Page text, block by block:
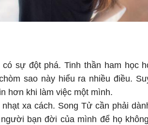
sự đột phá. Tinh thần ham học
sao này hiểu ra nhiều điều.
hơn khi làm việc một mình.
xa cách. Song Tử cần phải
bạn đời của mình để họ